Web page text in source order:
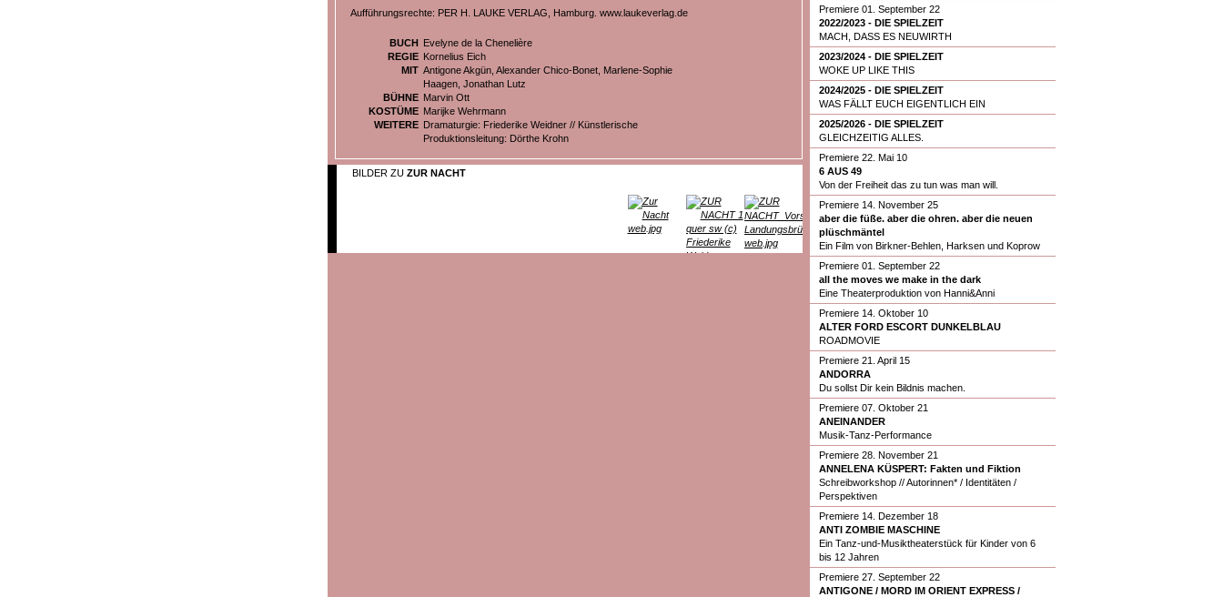
Aufführungsrechte: PER H. LAUKE VERLAG, Hamburg. www.laukeverlag.de
BUCH Evelyne de la Chenelière
REGIE Kornelius Eich
MIT Antigone Akgün, Alexander Chico-Bonet, Marlene-Sophie
Haagen, Jonathan Lutz
BÜHNE Marvin Ott
KOSTÜME Marijke Wehrmann
WEITERE Dramaturgie: Friederike Weidner // Künstlerische
Produktionsleitung: Dörthe Krohn
BILDER ZU ZUR NACHT
Premiere 01. September 22
2022/2023 - DIE SPIELZEIT
MACH, DASS ES NEUWIRTH
2023/2024 - DIE SPIELZEIT
WOKE UP LIKE THIS
2024/2025 - DIE SPIELZEIT
WAS FÄLLT EUCH EIGENTLICH EIN
2025/2026 - DIE SPIELZEIT
GLEICHZEITIG ALLES.
Premiere 22. Mai 10
6 AUS 49
Von der Freiheit das zu tun was man will.
Premiere 14. November 25
aber die füße. aber die ohren. aber die neuen
plüschmäntel
Ein Film von Birkner-Behlen, Harksen und Koprow
Premiere 01. September 22
all the moves we make in the dark
Eine Theaterproduktion von Hanni&Anni
Premiere 14. Oktober 10
ALTER FORD ESCORT DUNKELBLAU
ROADMOVIE
Premiere 21. April 15
ANDORRA
Du sollst Dir kein Bildnis machen.
Premiere 07. Oktober 21
ANEINANDER
Musik-Tanz-Performance
Premiere 28. November 21
ANNELENA KÜSPERT: Fakten und Fiktion
Schreibworkshop // Autorinnen* / Identitäten /
Perspektiven
Premiere 14. Dezember 18
ANTI ZOMBIE MASCHINE
Ein Tanz-und-Musiktheaterstück für Kinder von 6
bis 12 Jahren
Premiere 27. September 22
ANTIGONE / MORD IM ORIENT EXPRESS /